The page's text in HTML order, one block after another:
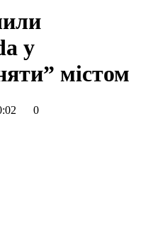
у
містом
0